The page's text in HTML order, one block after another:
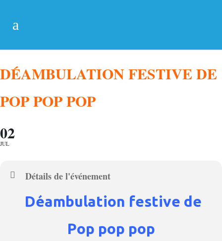
DÉAMBULATION FESTIVE DE
POP POP POP
02
JUL
Détails de l'événement
Déambulation festive de
Pop pop pop